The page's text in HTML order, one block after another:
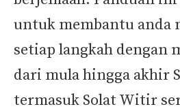
untuk membantu anda
setiap langkah dengan
dari mula hingga akhir
termasuk Solat Witir